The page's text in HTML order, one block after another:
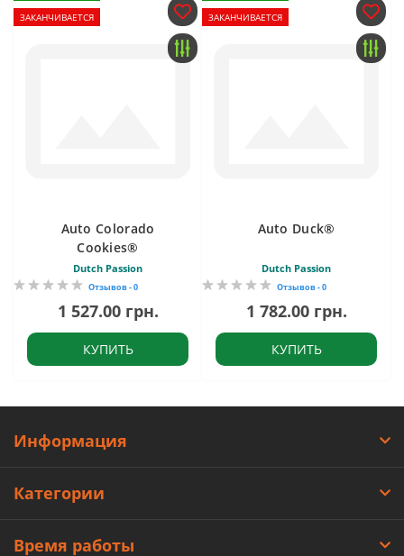
ЗАКАНЧИВАЕТСЯ
Auto Colorado
Cookies®
Dutch Passion
Отзывов - 0
1 527.00 грн.
КУПИТЬ
ЗАКАНЧИВАЕТСЯ
Auto Duck®
Dutch Passion
Отзывов - 0
1 782.00 грн.
КУПИТЬ
Информация
Категории
Время работы